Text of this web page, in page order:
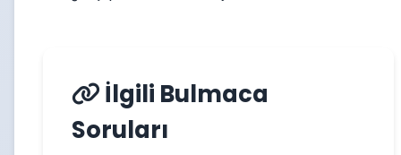
İlgili Bulmaca
Soruları